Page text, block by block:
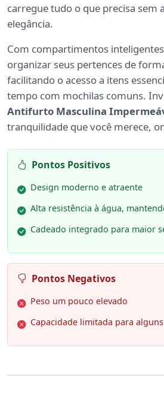
carregue tudo o que precisa sem
elegância.
Com compartimentos
organizar seus pertences de
facilitando o acesso a itens
tempo com mochilas comuns.
Antifurto Masculina
tranquilidade que você merece,
Pontos Positivos
Design moderno e atraente
Alta resistência à água,
Cadeado integrado para maior
Pontos Negativos
Peso um pouco elevado
Capacidade limitada para